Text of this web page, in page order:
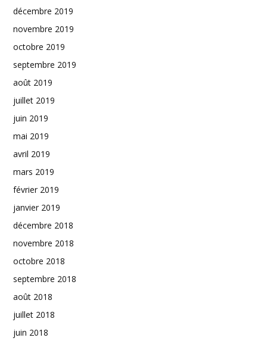
décembre 2019
novembre 2019
octobre 2019
septembre 2019
août 2019
juillet 2019
juin 2019
mai 2019
avril 2019
mars 2019
février 2019
janvier 2019
décembre 2018
novembre 2018
octobre 2018
septembre 2018
août 2018
juillet 2018
juin 2018